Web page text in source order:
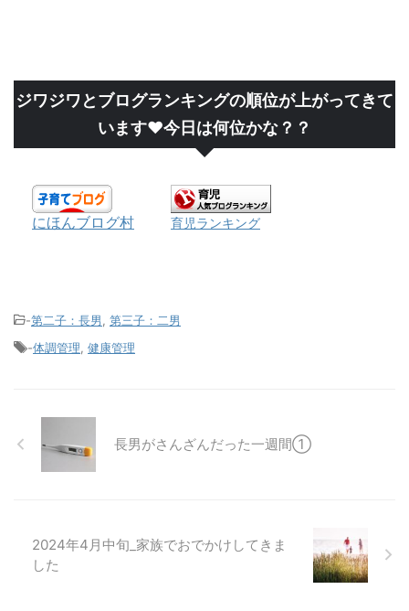
ジワジワとブログランキングの順位が上がってきて
います❤今日は何位かな？？
にほんブログ村 育児ランキング
-第二子：長男
第三子：二男
-体調管理 健康管理
長男がさんざんだった一週間①
2024年4月中旬_家族でおでかけしてきま
した